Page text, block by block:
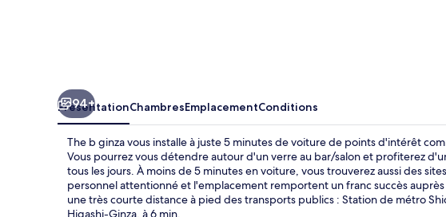
94+
PrésentationChambresEmplacementConditions
The b ginza vous installe à juste 5 minutes de voiture de points d'intérêt
Vous pourrez vous détendre autour d'un verre au bar/salon et profiterez
tous les jours. À moins de 5 minutes en voiture, vous trouverez aussi des
personnel attentionné et l'emplacement remportent un franc succès
une très courte distance à pied des transports publics : Station de métro
Higashi-Ginza, à 6 min.